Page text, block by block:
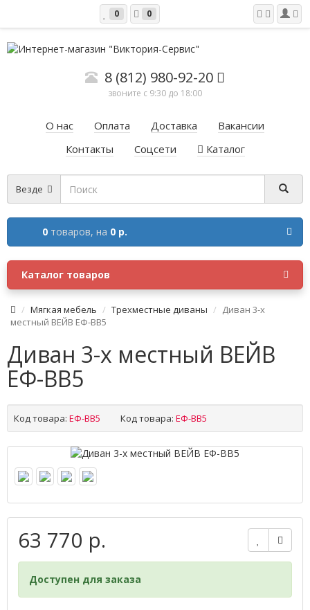
0 0
8 (812) 980-92-20
звоните с 9:30 до 18:00
О нас Оплата Доставка
Вакансии
Контакты
Соцсети Каталог
Везде
0 товаров, на 0 р.
Каталог товаров
Мягкая мебель Трехместные диваны
Диван 3-х
местный ВЕЙВ ЕФ-ВВ5
Диван 3-х местный ВЕЙВ
ЕФ-ВВ5
Код товара: ЕФ-ВВ5 Код товара: ЕФ-ВВ5
63 770 р.
Доступен для заказа